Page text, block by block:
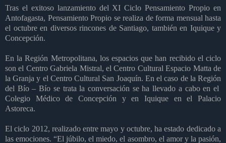
Tras el exitoso lanzamiento del XI Ciclo Pensamiento Propio en
Antofagasta, Pensamiento Propio se realiza de forma mensual hasta
el octubre en diversos rincones de Santiago, también en Iquique y
Concepción.
En la Región Metropolitana, los espacios que han recibido el ciclo
son el Centro Gabriela Mistral, el Centro Cultural Espacio Matta de
la Granja y el Centro Cultural San Joaquín. En el caso de la Región
del Bío – Bío se trata la conversación se ha llevado a cabo en el
Colegio Médico de Concepción y en Iquique en el Palacio
Astoreca.
El ciclo 2012, realizado entre mayo y octubre, ha estado dedicado a
las emociones. “El júbilo, el miedo, el asombro, el amor y la pasión,